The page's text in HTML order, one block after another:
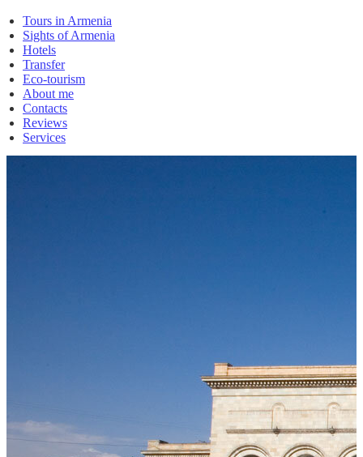
Tours in Armenia
Sights of Armenia
Hotels
Transfer
Eco-tourism
About me
Contacts
Reviews
Services